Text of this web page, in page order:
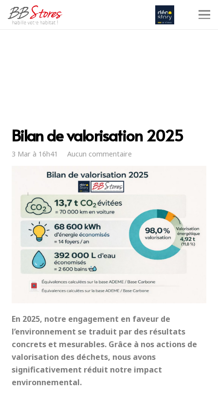
Bilan de valorisation 2025
3 Mar à 16h41 Aucun commentaire
En 2025, notre engagement en faveur de
l’environnement se traduit par des résultats
concrets et mesurables. Grâce à nos actions de
valorisation des déchets, nous avons
significativement réduit notre impact
environnemental.